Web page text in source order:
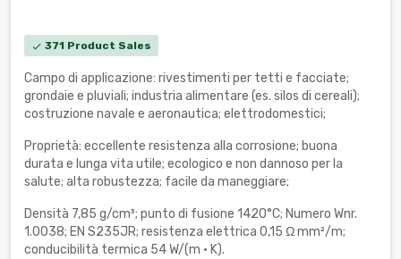
check 371 Product Sales
Campo di applicazione: rivestimenti per tetti e facciate;
grondaie e pluviali; industria alimentare (es. silos di cereali);
costruzione navale e aeronautica; elettrodomestici;
Proprietà: eccellente resistenza alla corrosione; buona
durata e lunga vita utile; ecologico e non dannoso per la
salute; alta robustezza; facile da maneggiare;
Densità 7,85 g/cm³; punto di fusione 1420°C; Numero Wnr.
1.0038; EN S235JR; resistenza elettrica 0,15 Ω mm²/m;
conducibilità termica 54 W/(m · K).